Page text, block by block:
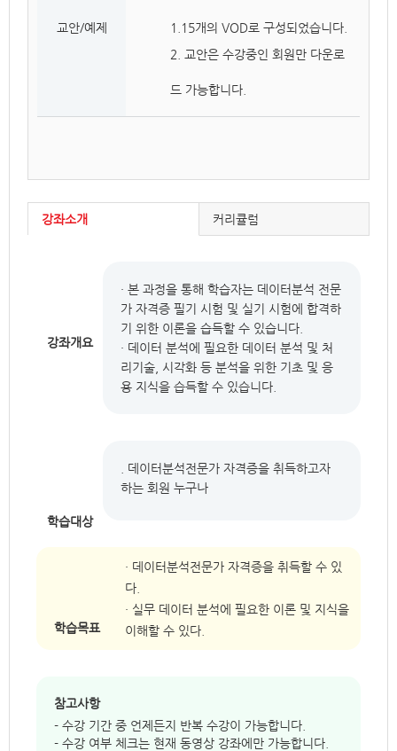
교안/예제
1.15개의 VOD로 구성되었습니다.
2. 교안은 수강중인 회원만 다운로
드 가능합니다.
강좌소개 커리큘럼
강좌개요
· 본 과정을 통해 학습자는 데이터분석 전문
가 자격증 필기 시험 및 실기 시험에 합격하
기 위한 이론을 습득할 수 있습니다.
· 데이터 분석에 필요한 데이터 분석 및 처
리기술, 시각화 등 분석을 위한 기초 및 응
용 지식을 습득할 수 있습니다.
학습대상
. 데이터분석전문가 자격증을 취득하고자
하는 회원 누구나
학습목표
· 데이터분석전문가 자격증을 취득할 수 있
다.
· 실무 데이터 분석에 필요한 이론 및 지식을
이해할 수 있다.
참고사항
- 수강 기간 중 언제든지 반복 수강이 가능합니다.
- 수강 여부 체크는 현재 동영상 강좌에만 가능합니다.